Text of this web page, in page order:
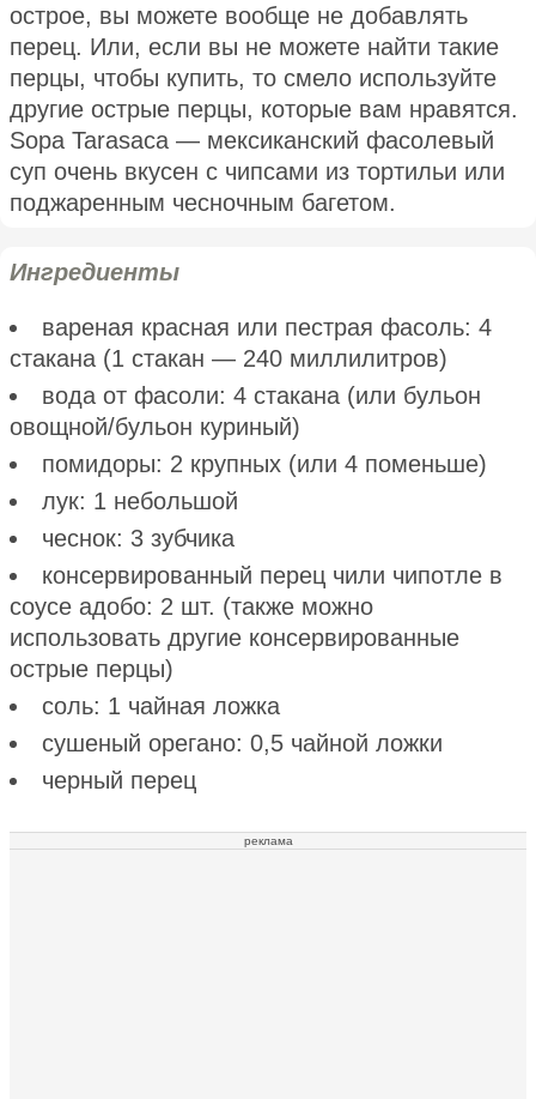
острое, вы можете вообще не добавлять
перец. Или, если вы не можете найти такие
перцы, чтобы купить, то смело используйте
другие острые перцы, которые вам нравятся.
Sopa Tarasaca — мексиканский фасолевый
суп очень вкусен с чипсами из тортильи или
поджаренным чесночным багетом.
Ингредиенты
вареная красная или пестрая фасоль: 4
стакана (1 стакан — 240 миллилитров)
вода от фасоли: 4 стакана (или бульон
овощной/бульон куриный)
помидоры: 2 крупных (или 4 поменьше)
лук: 1 небольшой
чеснок: 3 зубчика
консервированный перец чили чипотле в
соусе адобо: 2 шт. (также можно
использовать другие консервированные
острые перцы)
соль: 1 чайная ложка
сушеный орегано: 0,5 чайной ложки
черный перец
реклама